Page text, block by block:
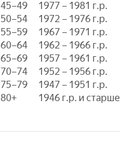
45–49
1977 – 1981 г.р.
50–54
1972 – 1976 г.р.
55–59
1967 – 1971 г.р.
60–64
1962 – 1966 г.р.
65–69
1957 – 1961 г.р.
70–74
1952 – 1956 г.р.
75–79
1947 – 1951 г.р.
80+ 1946 г.р. и старше